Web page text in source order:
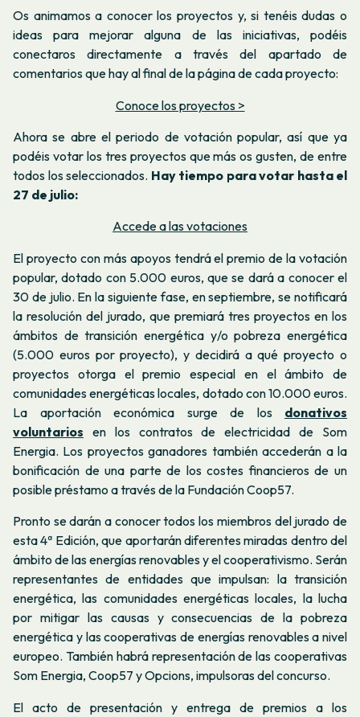
Os animamos a conocer los proyectos y, si tenéis dudas o
ideas para mejorar alguna de las iniciativas, podéis
conectaros directamente a través del apartado de
comentarios que hay al final de la página de cada proyecto:
Conoce los proyectos >
Ahora se abre el periodo de votación popular, así que ya
podéis votar los tres proyectos que más os gusten, de entre
todos los seleccionados. Hay tiempo para votar hasta el
27 de julio:
Accede a las votaciones
El proyecto con más apoyos tendrá el premio de la votación
popular, dotado con 5.000 euros, que se dará a conocer el
30 de julio. En la siguiente fase, en septiembre, se notificará
la resolución del jurado, que premiará tres proyectos en los
ámbitos de transición energética y/o pobreza energética
(5.000 euros por proyecto), y decidirá a qué proyecto o
proyectos otorga el premio especial en el ámbito de
comunidades energéticas locales, dotado con 10.000 euros.
La aportación económica surge de los donativos
voluntarios en los contratos de electricidad de Som
Energia. Los proyectos ganadores también accederán a la
bonificación de una parte de los costes financieros de un
posible préstamo a través de la Fundación Coop57.
Pronto se darán a conocer todos los miembros del jurado de
esta 4ª Edición, que aportarán diferentes miradas dentro del
ámbito de las energías renovables y el cooperativismo. Serán
representantes de entidades que impulsan: la transición
energética, las comunidades energéticas locales, la lucha
por mitigar las causas y consecuencias de la pobreza
energética y las cooperativas de energías renovables a nivel
europeo. También habrá representación de las cooperativas
Som Energia, Coop57 y Opcions, impulsoras del concurso.
El acto de presentación y entrega de premios a los